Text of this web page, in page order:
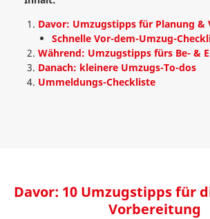
Davor: Umzugstipps für Planung &
Schnelle Vor-dem-Umzug-
Während: Umzugstipps fürs Be- &
Danach: kleinere Umzugs-To-dos
Ummeldungs-Checkliste
Davor: 10 Umzugstipps für
Vorbereitung